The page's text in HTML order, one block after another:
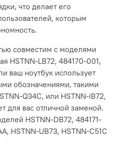
что делает его
которым
совместим с моделями
HSTNN-LB72, 484170-001,
ваш ноутбук использует
обозначениями, такими
Q34C, или HSTNN-iB72,
для вас отличной заменой.
HSTNN-DB72, 484171-
HSTNN-UB73, HSTNN-C51C